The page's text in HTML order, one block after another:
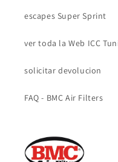
escapes Super Sprint
ver toda la Web ICC
solicitar devolucion
FAQ - BMC Air Filters